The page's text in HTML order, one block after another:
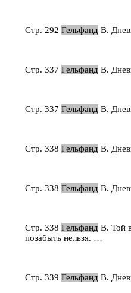
Стр. 292 Гельфанд В.
Стр. 337 Гельфанд В.
Стр. 337 Гельфанд В.
Стр. 338 Гельфанд В.
Стр. 338 Гельфанд В.
Стр. 338 Гельфанд В. Той
позабыть нельзя. …
Стр. 339 Гельфанд В.